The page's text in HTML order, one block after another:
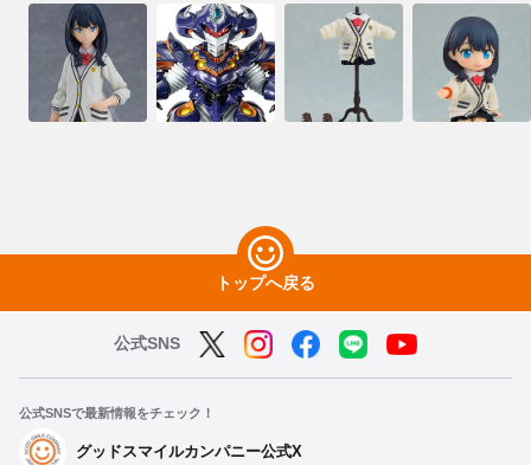
トップへ戻る
公式SNS
公式SNSで最新情報をチェック！
グッドスマイルカンパニー公式X